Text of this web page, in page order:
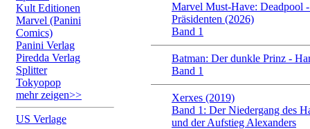
Kult Editionen
Marvel (Panini
Comics)
Panini Verlag
Piredda Verlag
Splitter
Tokyopop
mehr zeigen>>
US Verlage
Marvel Must-Have: Deadpool
Präsidenten (2026)
Band 1
Batman: Der dunkle Prinz -
Band 1
Xerxes (2019)
Band 1: Der Niedergang des
und der Aufstieg Alexanders